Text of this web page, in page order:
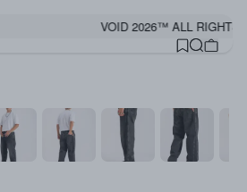
VOID 2026™ ALL RIGHTS